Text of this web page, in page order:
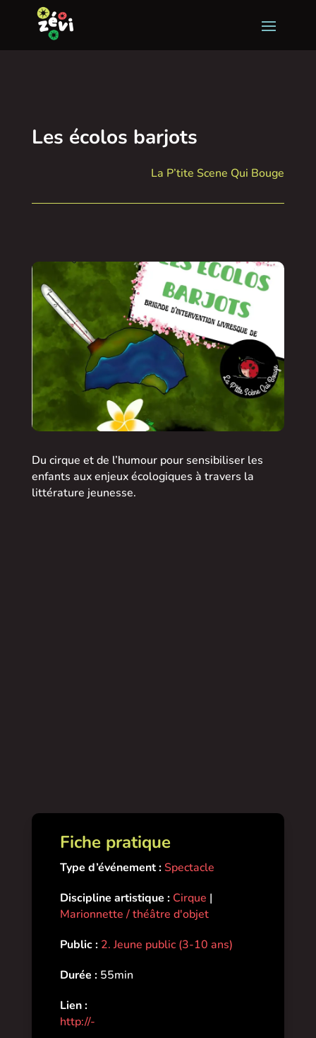
Les écolos barjots
La P’tite Scene Qui Bouge
Du cirque et de l’humour pour sensibiliser les
enfants aux enjeux écologiques à travers la
littérature jeunesse.
Fiche pratique
Type d’événement :Spectacle
Discipline artistique : Cirque |
Marionnette / théâtre d'objet
Public : 2. Jeune public (3-10 ans)
Durée : 55min
Lien :
http://-